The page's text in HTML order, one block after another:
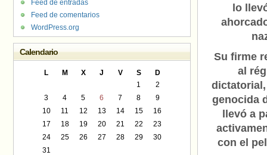
lo
Su firme
al
genocida
llevó a
con el
Feed de entradas
Feed de comentarios
WordPress.org
Calendario
L M X J V S
D
1
2
3
4 5 6 7 8
9
10
11 12 13 14 15
16
17
18 19 20 21 22
23
24
25 26 27 28 29
30
31